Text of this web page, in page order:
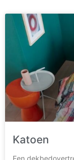
Katoen
Een